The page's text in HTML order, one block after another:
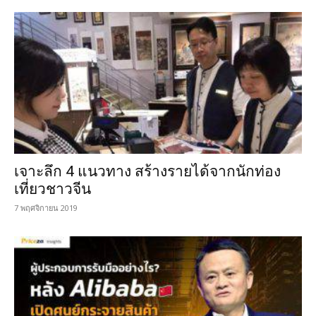
เจาะลึก 4 แนวทาง สร้างรายได้จากนักท่อง
เที่ยวชาวจีน
7 พฤศจิกายน 2019